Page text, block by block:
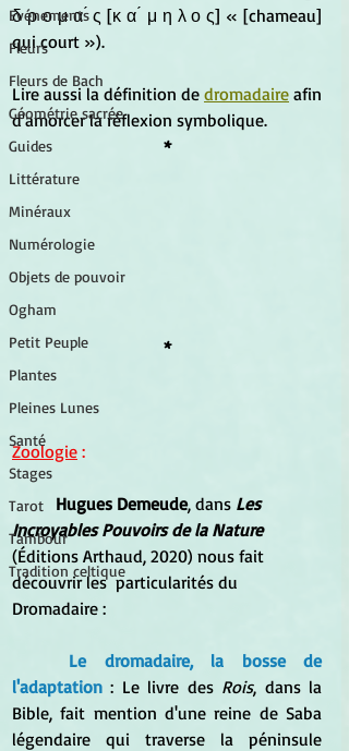
Evénements
Fleurs
Fleurs de Bach
Géométrie sacrée
Guides
Littérature
Minéraux
Numérologie
Objets de pouvoir
Ogham
Petit Peuple
Plantes
Pleines Lunes
Santé
Stages
Tarot
Tambour
Tradition celtique
δ ρ ο μ α ́ ς [κ α ́ μ η λ ο ς] « [chameau]
qui court »).
Lire aussi la définition de dromadaire afin
d'amorcer la réflexion symbolique.
*
*
Zoologie :
Hugues Demeude, dans Les
Incroyables Pouvoirs de la Nature
(Éditions Arthaud, 2020) nous fait
découvrir les  particularités du
Dromadaire :
Le dromadaire, la bosse de
l'adaptation : Le livre des Rois, dans la
Bible, fait mention d'une reine de Saba
légendaire qui traverse la péninsule